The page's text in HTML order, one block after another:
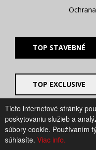
Tieto internetové stránky
poskytovaniu služieb a
súbory cookie. Používaním
súhlasíte. Viac info.
TOP STAVEBNÉ
TOP EXCLUSIVE
© 2008 - 2026. UV